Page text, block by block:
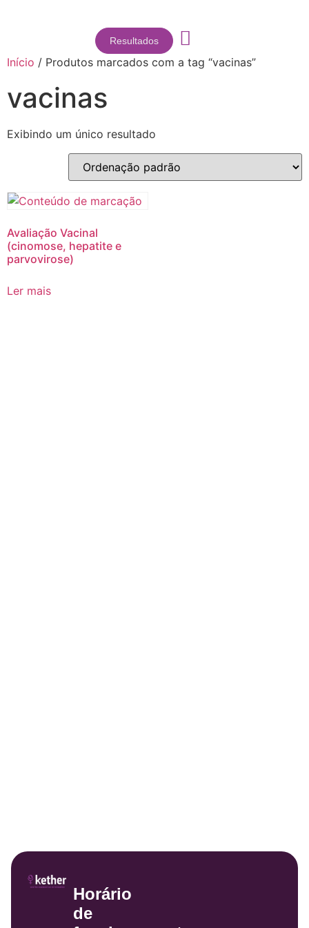
Resultados
Início / Produtos marcados com a tag “vacinas”
vacinas
Exibindo um único resultado
Avaliação Vacinal
(cinomose, hepatite e
parvovirose)
Ler mais
Horário
de